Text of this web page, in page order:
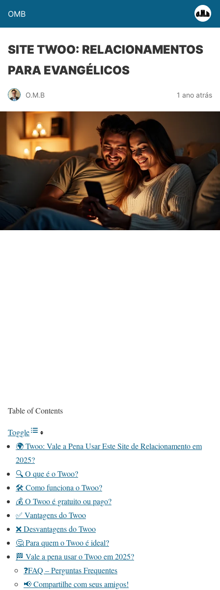
OMB
SITE TWOO: RELACIONAMENTOS
PARA EVANGÉLICOS
O.M.B 1 ano atrás
Table of Contents
Toggle
🌍 Twoo: Vale a Pena Usar Este Site de Relacionamento em
2025?
🔍 O que é o Twoo?
🛠️ Como funciona o Twoo?
💰 O Twoo é gratuito ou pago?
✅ Vantagens do Twoo
❌ Desvantagens do Twoo
🤔 Para quem o Twoo é ideal?
🏁 Vale a pena usar o Twoo em 2025?
❓FAQ – Perguntas Frequentes
📢 Compartilhe com seus amigos!